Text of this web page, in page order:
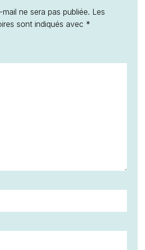
ne sera pas publiée. Les
sont indiqués avec *